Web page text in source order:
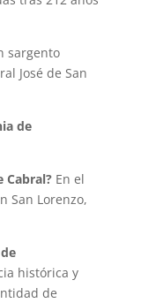
sargento
José de San
de
Cabral?En el
San Lorenzo,
histórica y
de